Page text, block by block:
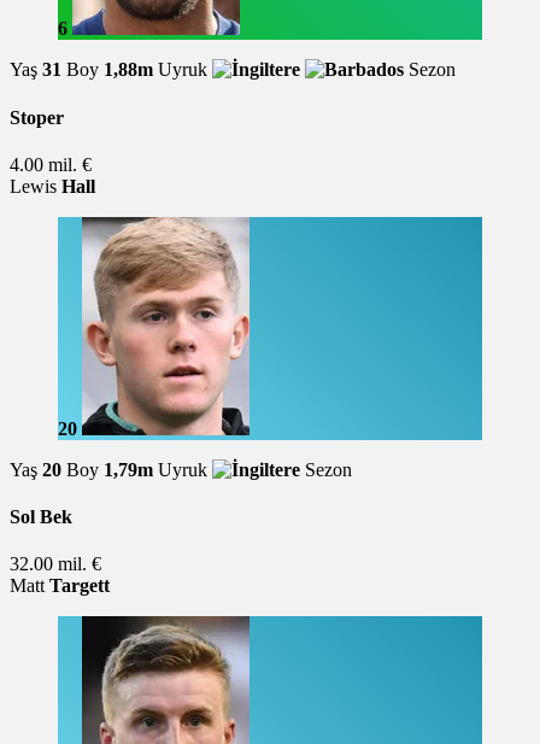
6
Yaş 31 Boy 1,88m Uyruk Sezon
Stoper
4.00 mil. €
Lewis Hall
20
Yaş 20 Boy 1,79m Uyruk Sezon
Sol Bek
32.00 mil. €
Matt Targett